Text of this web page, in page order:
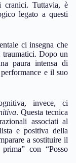
cranici. Tuttavia, è
legato a questi
ci insegna che
traumatici. Dopo un
paura intensa di
e il suo
invece, ci
. Questa tecnica
associati al
e positiva della
a sostituire il
con “Posso